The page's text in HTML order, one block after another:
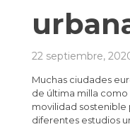
22 septiembre,
Muchas ciudades
de última milla
movilidad sostenible
diferentes estudios